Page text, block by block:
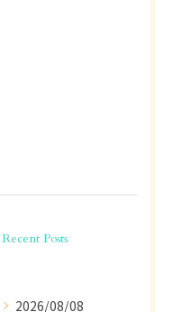
Recent Posts
2026/08/08